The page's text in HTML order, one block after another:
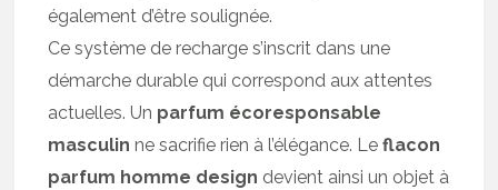
également d’être soulignée.
Ce système de recharge s’inscrit dans une
démarche durable qui correspond aux attentes
actuelles. Un parfum écoresponsable
masculin ne sacrifie rien à l’élégance. Leflacon
parfum homme design devient ainsi un objet à